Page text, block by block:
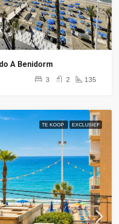
A Benidorm
3 2 135
TE KOOP EXCLUSIEF